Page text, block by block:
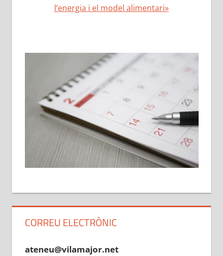
l’energia i el model alimentari»
CORREU ELECTRÒNIC
ateneu@vilamajor.net